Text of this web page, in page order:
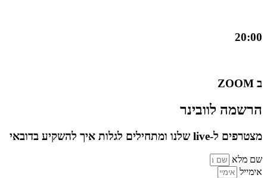
20:00
ב ZOOM
הרשמה לוובינר
מצטרפים ל-live שלנו ומתחילים לגלות איך להשקיע בדובאי
שם מלא
אימייל